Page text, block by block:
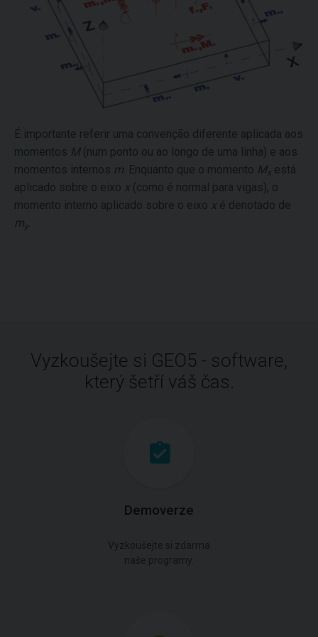
É importante referir uma convenção diferente aplicada aos
momentos M(num ponto ou ao longo de uma linha) e aos
momentos internos m . Enquanto que o momento M x está
aplicado sobre o eixo x (como é normal para vigas), o
momento interno aplicado sobre o eixo x é denotado de
my
Vyzkoušejte si GEO5 - software,
který šetří váš čas.
Demoverze